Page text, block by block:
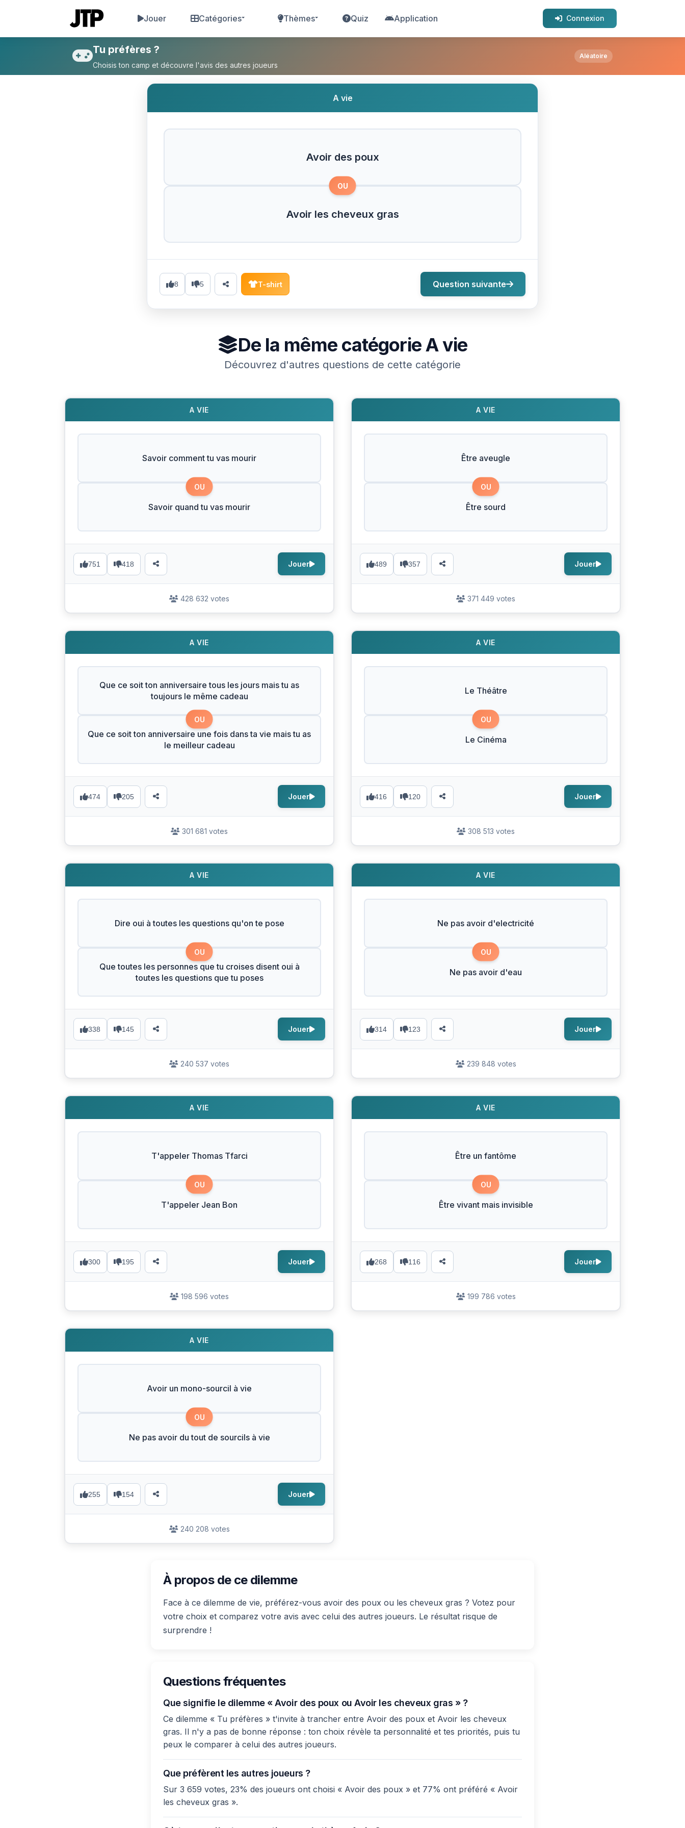
Jouer Catégories Thèmes Quiz Application Connexion
Tu préfères Avoir des poux ou Avoir les cheveux gras ?
Tu préfères ?
Choisis ton camp et découvre l'avis des autres joueurs
Aléatoire
A vie
Avoir des poux
OU
Avoir les cheveux gras
8 5 T-shirt Question suivante
De la même catégorieA vie
Découvrez d'autres questions de cette catégorie
A VIE
Savoir comment tu vas mourir
OU
Savoir quand tu vas mourir
751 418 Jouer
428 632 votes
A VIE
Être aveugle
OU
Être sourd
489 357 Jouer
371 449 votes
A VIE
Que ce soit ton anniversaire tous les jours mais tu as
toujours le même cadeau
OU
Que ce soit ton anniversaire une fois dans ta vie mais tu as
le meilleur cadeau
474 205 Jouer
301 681 votes
A VIE
Le Théâtre
OU
Le Cinéma
416 120 Jouer
308 513 votes
A VIE
Dire oui à toutes les questions qu'on te pose
OU
Que toutes les personnes que tu croises disent oui à
toutes les questions que tu poses
338 145 Jouer
240 537 votes
A VIE
Ne pas avoir d'electricité
OU
Ne pas avoir d'eau
314 123 Jouer
239 848 votes
A VIE
T'appeler Thomas Tfarci
OU
T'appeler Jean Bon
300 195 Jouer
198 596 votes
A VIE
Être un fantôme
OU
Être vivant mais invisible
268 116 Jouer
199 786 votes
A VIE
Avoir un mono-sourcil à vie
OU
Ne pas avoir du tout de sourcils à vie
255 154 Jouer
240 208 votes
À propos de ce dilemme
Face à ce dilemme de vie, préférez-vous avoir des poux ou les cheveux gras ? Votez pour
votre choix et comparez votre avis avec celui des autres joueurs. Le résultat risque de
surprendre !
Questions fréquentes
Que signifie le dilemme « Avoir des poux ou Avoir les cheveux gras » ?
Ce dilemme « Tu préfères » t'invite à trancher entre Avoir des poux et Avoir les cheveux
gras. Il n'y a pas de bonne réponse : ton choix révèle ta personnalité et tes priorités, puis tu
peux le comparer à celui des autres joueurs.
Que préfèrent les autres joueurs ?
Sur 3 659 votes, 23% des joueurs ont choisi « Avoir des poux » et 77% ont préféré « Avoir
les cheveux gras ».